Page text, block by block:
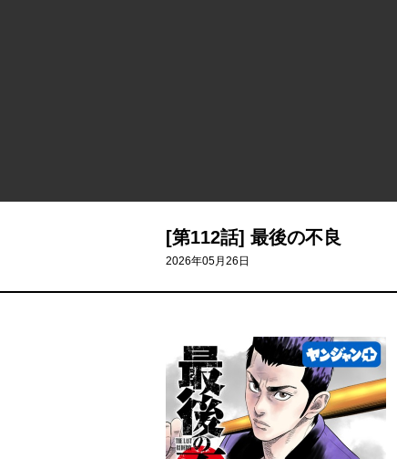
[第112話] 最後の不良
2026年05月26日